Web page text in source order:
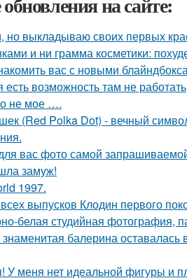
но выкладываю своих первых
и ни грамма косметики:
вас с новыми
возможность там не
не мое ….
(Red Polka Dot) - вечный
вас фото самой
замуж!
1997.
выпусков Клодин первого
белая студийная фотография,
балерина
У меня нет идеальной фигуры и